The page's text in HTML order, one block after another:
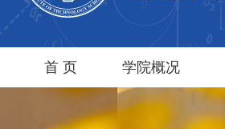
首 页 学院概况